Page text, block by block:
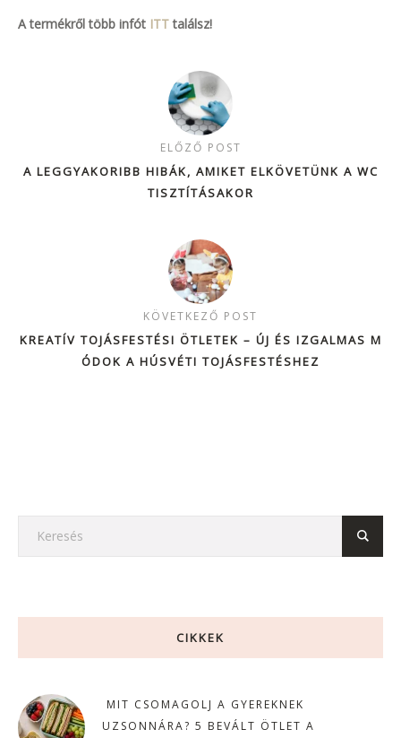
A termékről több infót ITTtalálsz!
ELŐZŐ POST
A LEGGYAKORIBB HIBÁK, AMIKET ELKÖVETÜNK A WC
TISZTÍTÁSAKOR
KÖVETKEZŐ POST
KREATÍV TOJÁSFESTÉSI ÖTLETEK – ÚJ ÉS IZGALMAS M
ÓDOK A HÚSVÉTI TOJÁSFESTÉSHEZ
CIKKEK
MIT CSOMAGOLJ A GYEREKNEK
UZSONNÁRA? 5 BEVÁLT ÖTLET A